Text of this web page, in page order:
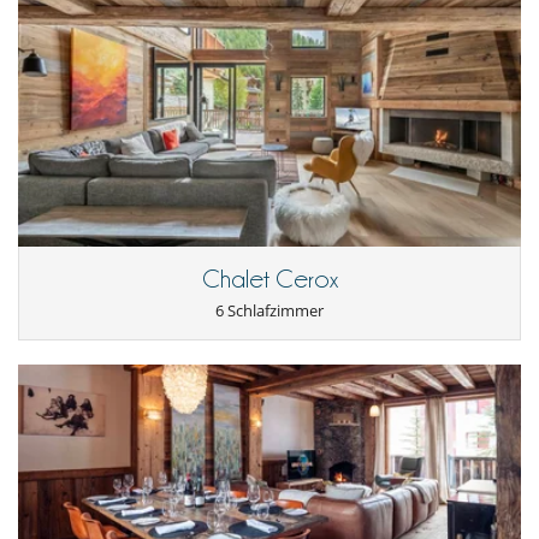
Outdoors
The spacious terrace off the living room is one of the chalet's major
assets. It offers an outdoor space to admire the scenery and enjoy the
fresh air, ideal for relaxing moments or starry evenings.
Staff & Services
The rental includes: welcome on arrival with champagne and a basket
of Savoyard products, beds made on arrival, welcome products and
daily cleaning.
Additional services are available on request at an extra charge,
depending on your needs: breakfast, ski pass and lesson bookings,
chef, grocery deliveries.
Location
Chalet Amigo enjoys a strategic location close to the ski slopes, with
quick and easy access. The surrounding alpine village offers a variety
of activities and amenities, ensuring an authentic and enjoyable stay.
Chalet Cerox
6 Schlafzimmer